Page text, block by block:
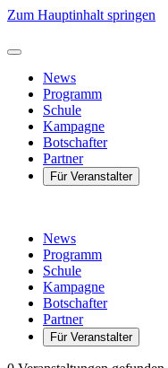
Zum Hauptinhalt springen
News
Programm
Schule
Kampagne
Botschafter
Partner
Für Veranstalter
News
Programm
Schule
Kampagne
Botschafter
Partner
Für Veranstalter